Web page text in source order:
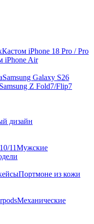
Кастом iPhone 18 Pro / Pro
iPhone Air
Samsung Galaxy S26
Samsung Z Fold7/Flip7
дизайн
11Мужские
Портмоне из кожи
Механические